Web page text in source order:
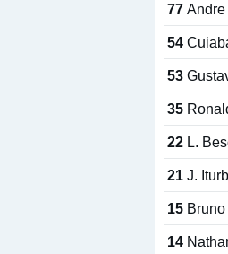
77
54
53
35
22 L.
21 J.
15
14